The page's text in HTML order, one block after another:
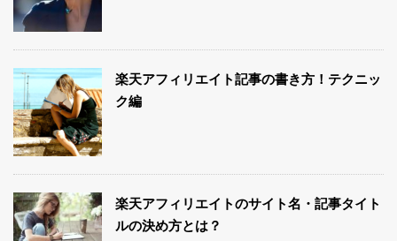
楽天アフィリエイト記事の書き方！テクニッ
ク編
楽天アフィリエイトのサイト名・記事タイト
ルの決め方とは？